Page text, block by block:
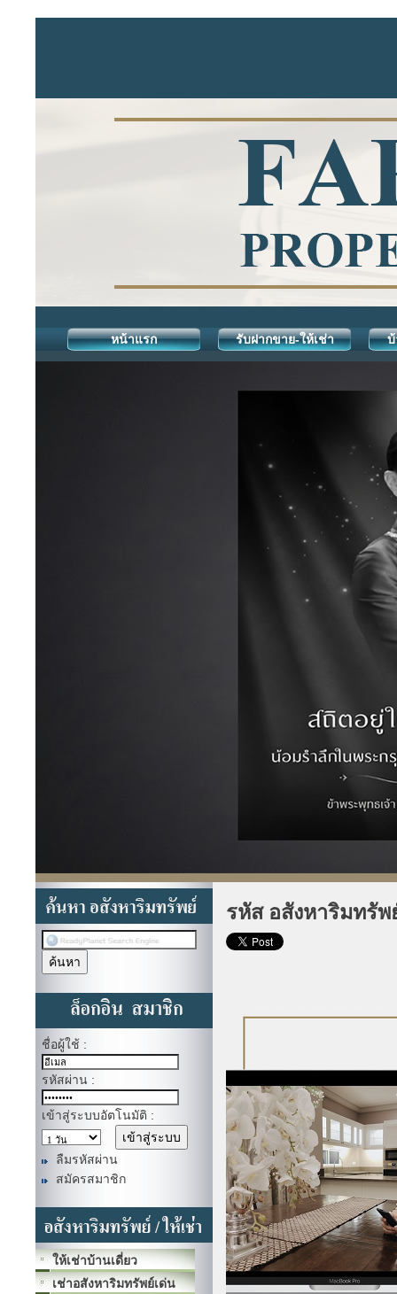
หน้าแรก รับฝากขาย-ให้เช่า บ้
ชื่อผู้ใช้ :
รหัสผ่าน :
เข้าสู่ระบบอัตโนมัติ :
ลืมรหัสผ่าน
สมัครสมาชิก
ให้เช่าบ้านเดี่ยว
เช่าอสังหาริมทรัพย์เด่น
รหัส อสังหาริมทรัพ